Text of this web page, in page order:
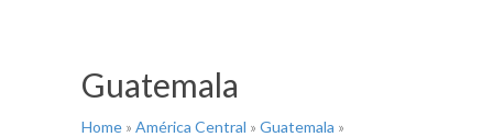
Guatemala
Home » América Central » Guatemala »